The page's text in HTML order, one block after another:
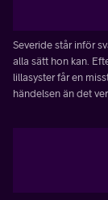
Severide står inför
alla sätt hon kan.
lillasyster får en
händelsen än det